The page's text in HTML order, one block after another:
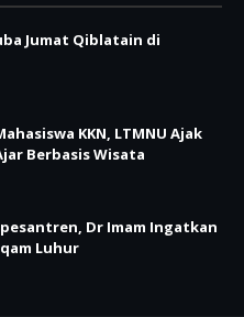
Jumat Qiblatain di
KKN, LTMNU Ajak
Berbasis Wisata
Dr Imam Ingatkan
Luhur